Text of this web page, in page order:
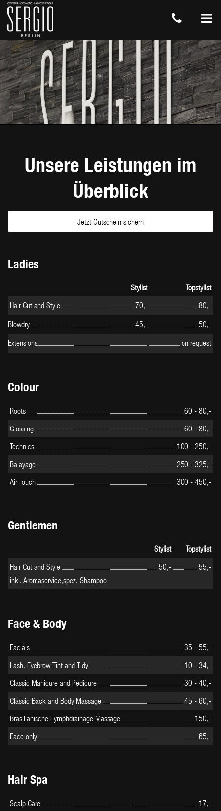
Unsere Leistungen im
Überblick
Jetzt Gutschein sichern
Ladies
Stylist
Topstylist
Hair Cut and Style
70,-
80,-
Blowdry
45,-
50,-
Extensions
on request
Colour
Roots
60 - 80,-
Glossing
60 - 80,-
Technics
100 - 250,-
Balayage
250 - 325,-
Air Touch
300 - 450,-
Gentlemen
Stylist
Topstylist
Hair Cut and Style
inkl. Aromaservice,spez. Shampoo
50,- 55,-
Face & Body
Facials
35 - 55,-
Lash, Eyebrow Tint and Tidy
10 - 34,-
Classic Manicure and Pedicure
30 - 40,-
Classic Back and Body Massage
45 - 60,-
Brasilianische Lymphdrainage Massage
150,-
Face only
65,-
Hair Spa
Scalp Care
17,-